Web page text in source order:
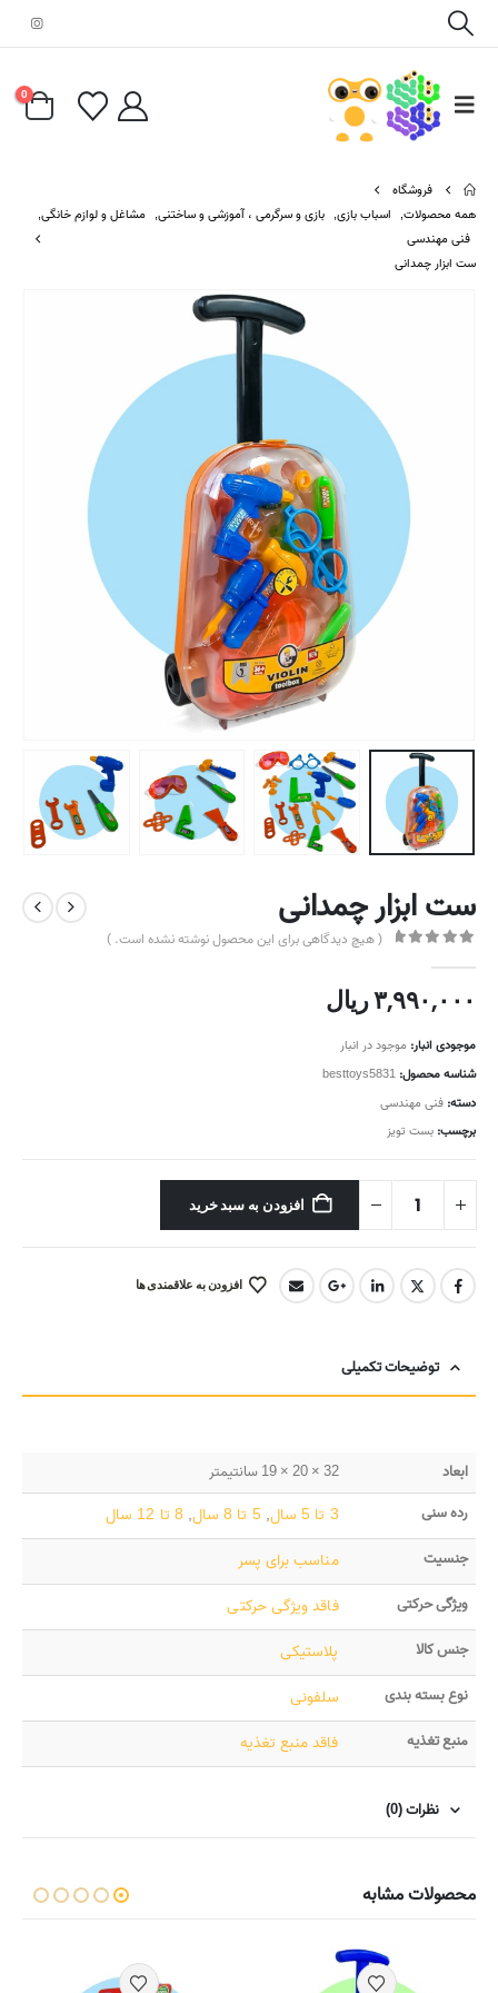
0
فروشگاه
همه محصولات, اسباب بازی, بازی و سرگرمی ، آموزشی و ساختنی, مشاغل و لوازم خانگی,
فنی مهندسی
ست ابزار چمدانی
ست ابزار چمدانی
( هیچ دیدگاهی برای این محصول نوشته نشده است. )
۳,۹۹۰,۰۰۰ریال
موجودی انبار: موجود در انبار
شناسه محصول: besttoys5831
دسته: فنی مهندسی
برچسب: بست تویز
افزودن به سبد خرید
افزودن به علاقمندی ها
توضیحات تکمیلی
ابعاد
32 × 20 × 19 سانتیمتر
رده سنی
3 تا 5 سال ,5 تا 8 سال , 8 تا 12 سال
جنسیت مناسب برای پسر
ویژگی حرکتی فاقد ویژگی حرکتی
جنس کالا پلاستیکی
نوع بسته بندی سلفونی
منبع تغذیه فاقد منبع تغذیه
نظرات (0)
محصولات مشابه